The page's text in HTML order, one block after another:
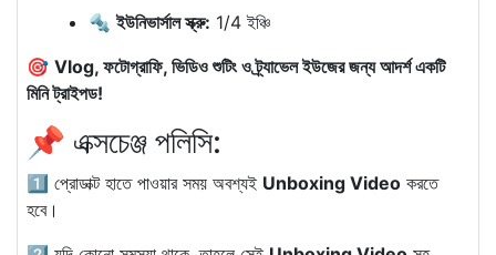
🔩ইউনিভার্সাল স্ক্রু: 1/4 ইঞ্চি
🎯 Vlog, ফটোগ্রাফি, ভিডিও শুটিং ও ট্র্যাভেল ইউজের জন্য আদর্শ একটি
মিনি ট্রাইপড!
📌 এক্সচেঞ্জ পলিসি:
1️⃣ প্রোডাক্ট হাতে পাওয়ার সময় অবশ্যই Unboxing Video করতে
হবে।